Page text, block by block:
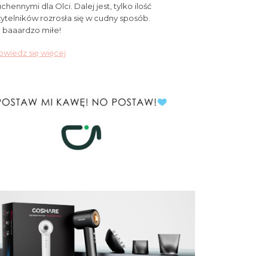
dla Olci. Dalej jest, tylko ilość
rozrosła się w cudny sposób.
baaardzo miłe!
się więcej